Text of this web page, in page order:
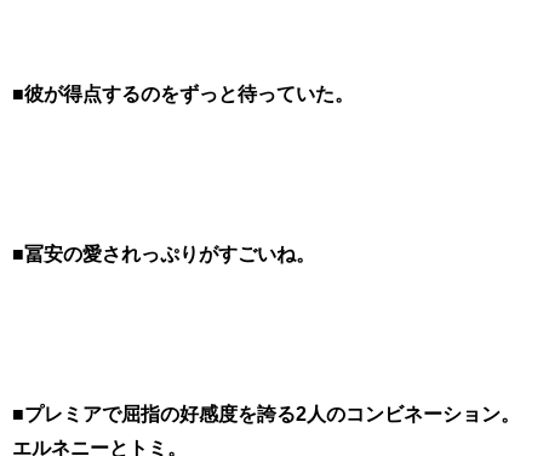
■彼が得点するのをずっと待っていた。
■冨安の愛されっぷりがすごいね。
■プレミアで屈指の好感度を誇る2人のコンビネーション。
エルネニーとトミ。